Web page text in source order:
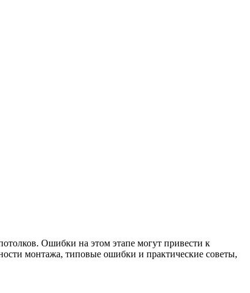
Ошибки на этом этапе могут привести к
монтажа, типовые ошибки и практические советы,